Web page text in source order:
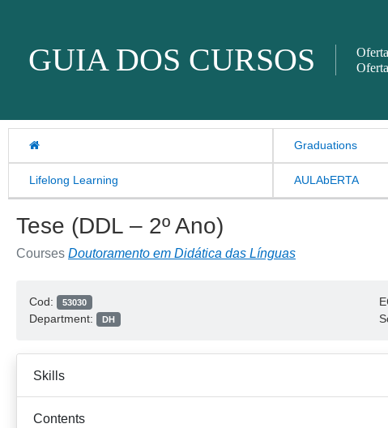
GUIA DOS CURSOS
Graduations
Lifelong Learning AULAbERTA
Tese (DDL – 2º Ano)
Courses Doutoramento em Didática das Línguas
Cod: 53030
Department: DH
Skills
Contents